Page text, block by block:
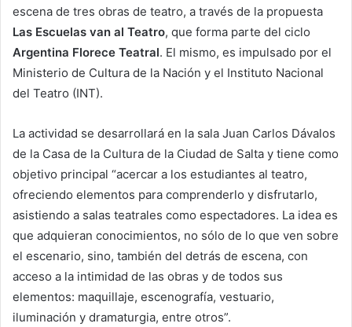
escena de tres obras de teatro, a través de la propuesta
Las Escuelas van al Teatro, que forma parte del ciclo
Argentina Florece Teatral. El mismo, es impulsado por el
Ministerio de Cultura de la Nación y el Instituto Nacional
del Teatro (INT).
La actividad se desarrollará en la sala Juan Carlos Dávalos
de la Casa de la Cultura de la Ciudad de Salta y tiene como
objetivo principal “acercar a los estudiantes al teatro,
ofreciendo elementos para comprenderlo y disfrutarlo,
asistiendo a salas teatrales como espectadores. La idea es
que adquieran conocimientos, no sólo de lo que ven sobre
el escenario, sino, también del detrás de escena, con
acceso a la intimidad de las obras y de todos sus
elementos: maquillaje, escenografía, vestuario,
iluminación y dramaturgia, entre otros”.